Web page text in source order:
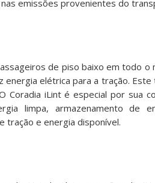
emissões provenientes do
de piso baixo em todo o
elétrica para a tração.
Coradia iLint é especial por sua
limpa, armazenamento de
tração e energia disponível.